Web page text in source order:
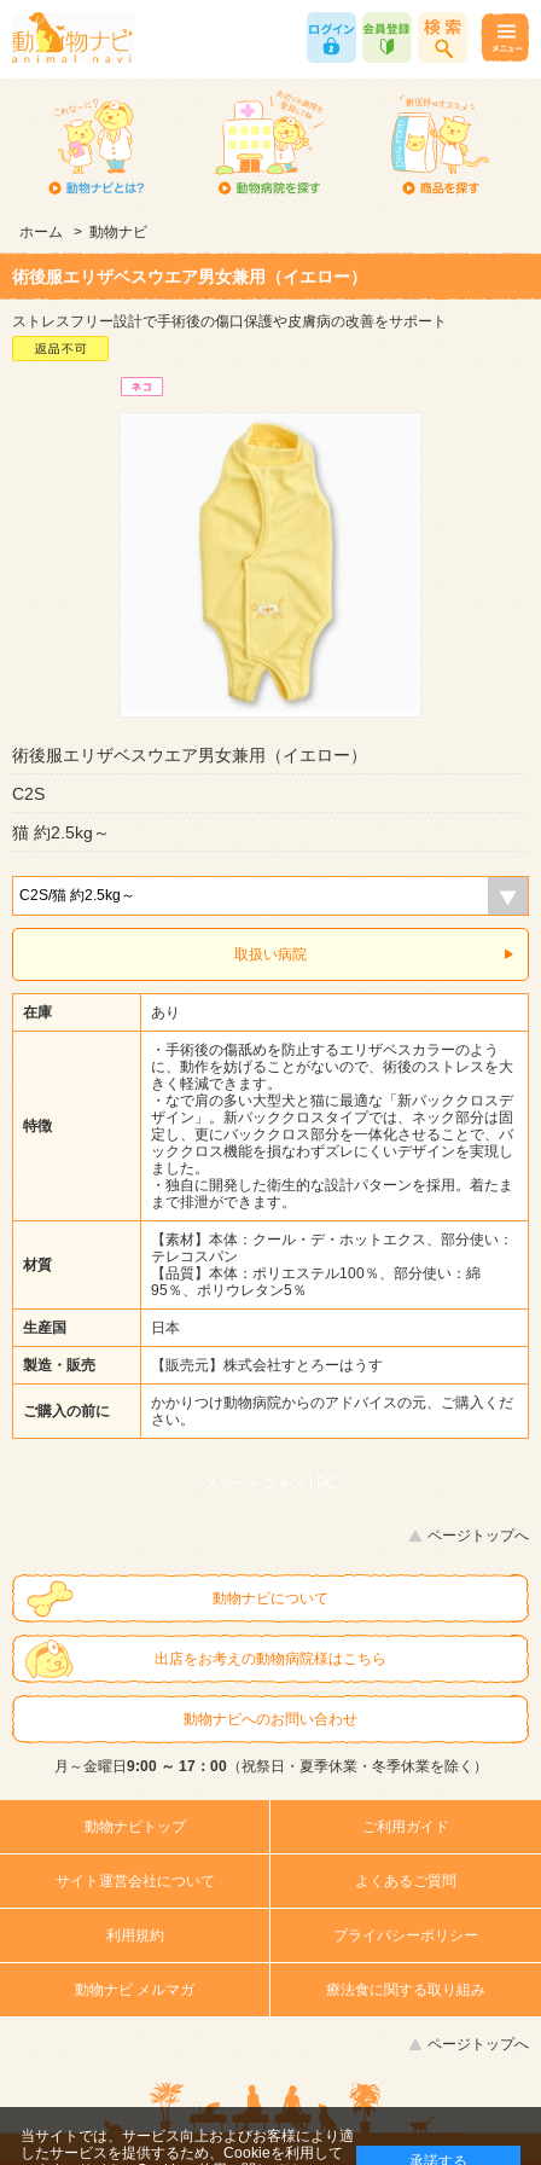
ホーム > 動物ナビ
術後服エリザベスウエア男女兼用（イエロー）
ストレスフリー設計で手術後の傷口保護や皮膚病の改善をサポート
術後服エリザベスウエア男女兼用（イエロー）
C2S
猫 約2.5kg～
取扱い病院
在庫 あり
特徴
・手術後の傷舐めを防止するエリザベスカラーのよう
に、動作を妨げることがないので、術後のストレスを大
きく軽減できます。
・なで肩の多い大型犬と猫に最適な「新バッククロスデ
ザイン」。新バッククロスタイプでは、ネック部分は固
定し、更にバッククロス部分を一体化させることで、バ
ッククロス機能を損なわずズレにくいデザインを実現し
ました。
・独自に開発した衛生的な設計パターンを採用。着たま
まで排泄ができます。
材質
【素材】本体：クール・デ・ホットエクス、部分使い：
テレコスパン
【品質】本体：ポリエステル100％、部分使い：綿
95％、ポリウレタン5％
生産国 日本
製造・販売 【販売元】株式会社すとろーはうす
ご購入の前に
かかりつけ動物病院からのアドバイスの元、ご購入くだ
さい。
スマートフォン | PC
ページトップへ
動物ナビについて
出店をお考えの動物病院様はこちら
動物ナビへのお問い合わせ
月～金曜日9:00 ～ 17：00（祝祭日・夏季休業・冬季休業を除く）
動物ナビトップ ご利用ガイド
サイト運営会社について よくあるご質問
利用規約 プライバシーポリシー
動物ナビ メルマガ 療法食に関する取り組み
ページトップへ
当サイトでは、サービス向上およびお客様により適
したサービスを提供するため、Cookieを利用して